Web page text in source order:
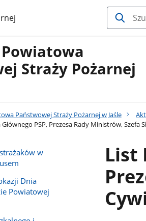
Straży Pożarnej
Państwowej Straży Pożarnej w Jaśle
PSP, Prezesa Rady Ministrów, Szefa
w
Dnia
Powiatowej
List